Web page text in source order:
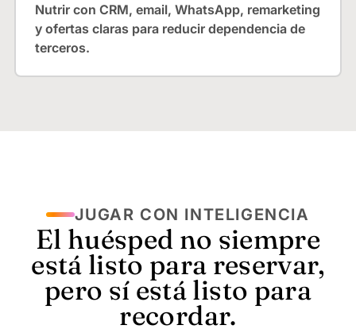
Nutrir con CRM, email, WhatsApp, remarketing
y ofertas claras para reducir dependencia de
terceros.
JUGAR CON INTELIGENCIA
El huésped no siempre
está listo para reservar,
pero sí está listo para
recordar.